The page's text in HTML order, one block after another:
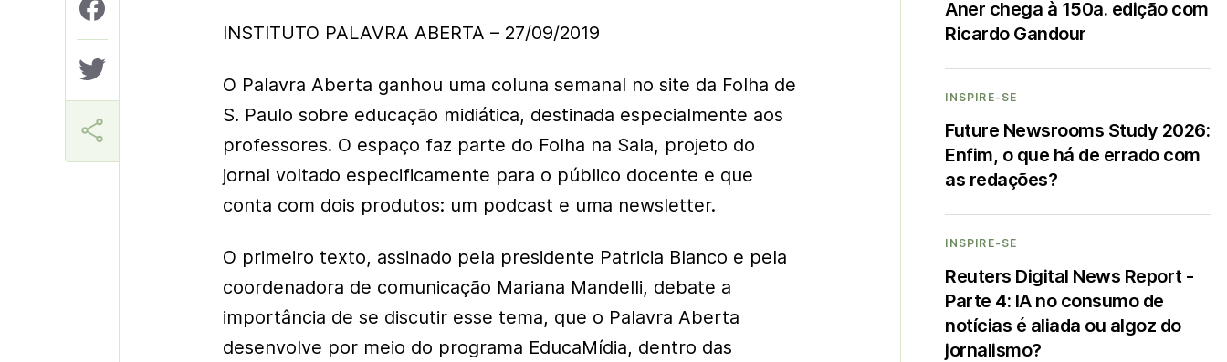
INSTITUTO PALAVRA ABERTA – 27/09/2019
O Palavra Aberta ganhou uma coluna semanal no site da Folha de
S. Paulo sobre educação midiática, destinada especialmente aos
professores. O espaço faz parte do Folha na Sala, projeto do
jornal voltado especificamente para o público docente e que
conta com dois produtos: um podcast e uma newsletter.
O primeiro texto, assinado pela presidente Patricia Blanco e pela
coordenadora de comunicação Mariana Mandelli, debate a
importância de se discutir esse tema, que o Palavra Aberta
desenvolve por meio do programa EducaMídia, dentro das
Aner chega à 150a. edição com
Ricardo Gandour
INSPIRE-SE
Future Newsrooms Study 2026:
Enfim, o que há de errado com
as redações?
INSPIRE-SE
Reuters Digital News Report -
Parte 4: IA no consumo de
notícias é aliada ou algoz do
jornalismo?